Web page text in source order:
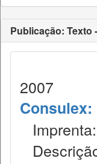
Publicação: Texto
2007